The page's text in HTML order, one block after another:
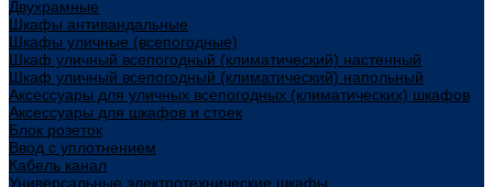
Двухрамные
Шкафы антивандальные
Шкафы уличные (всепогодные)
Шкаф уличный всепогодный (климатический) настенный
Шкаф уличный всепогодный (климатический) напольный
Аксессуары для уличных всепогодных (климатических) шкафов
Аксессуары для шкафов и стоек
Блок розеток
Ввод с уплотнением
Кабель канал
Универсальные электротехнические шкафы